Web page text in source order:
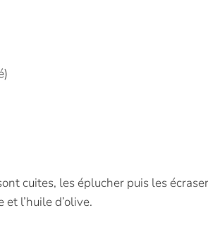
cuites, les éplucher puis les
l’huile d’olive.